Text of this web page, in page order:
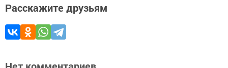
Расскажите друзьям